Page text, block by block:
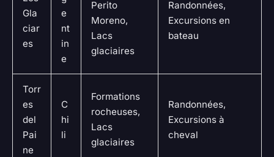
Gla
ciar
es
e
nt
in
e
Perito
Moreno,
Lacs
glaciaires
Randonnées,
Excursions en
bateau
Torr
es
del
Pai
ne
C
hi
li
Formations
rocheuses,
Lacs
glaciaires
Randonnées,
Excursions à
cheval